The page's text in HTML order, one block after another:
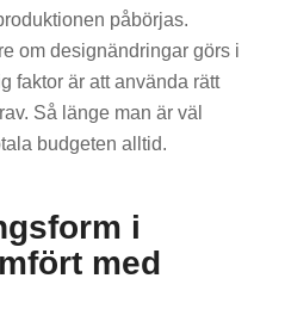
påbörjas.
om designändringar görs i
faktor är att använda rätt
Så länge man är väl
budgeten alltid.
i
med